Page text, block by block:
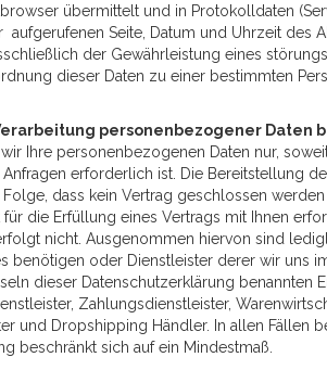
übermittelt und in Protokolldaten
Seite, Datum und Uhrzeit des
der Gewährleistung eines
dieser Daten zu einer bestimmten
personenbezogener Daten
Ihre personenbezogenen Daten nur,
erforderlich ist. Die Bereitstellung
dass kein Vertrag geschlossen
die Erfüllung eines Vertrags mit Ihnen
nicht. Ausgenommen hiervon sind
benötigen oder Dienstleister derer wir uns
dieser Datenschutzerklärung benannten
Zahlungsdienstleister,
und Dropshipping Händler. In allen Fällen
beschränkt sich auf ein Mindestmaß.